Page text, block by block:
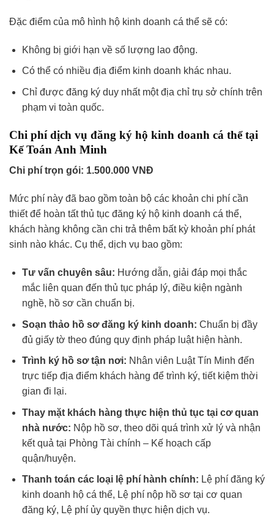
Đặc điểm của mô hình hộ kinh doanh cá thể sẽ có:
Không bị giới hạn về số lượng lao động.
Có thể có nhiều địa điểm kinh doanh khác nhau.
Chỉ được đăng ký duy nhất một địa chỉ trụ sở chính trên
phạm vi toàn quốc.
Chi phí dịch vụ đăng ký hộ kinh doanh cá thể tại
Kế Toán Anh Minh
Chi phí trọn gói: 1.500.000 VNĐ
Mức phí này đã bao gồm toàn bộ các khoản chi phí cần
thiết để hoàn tất thủ tục đăng ký hộ kinh doanh cá thể,
khách hàng không cần chi trả thêm bất kỳ khoản phí phát
sinh nào khác. Cụ thể, dịch vụ bao gồm:
Tư vấn chuyên sâu: Hướng dẫn, giải đáp mọi thắc
mắc liên quan đến thủ tục pháp lý, điều kiện ngành
nghề, hồ sơ cần chuẩn bị.
Soạn thảo hồ sơ đăng ký kinh doanh: Chuẩn bị đầy
đủ giấy tờ theo đúng quy định pháp luật hiện hành.
Trình ký hồ sơ tận nơi: Nhân viên Luật Tín Minh đến
trực tiếp địa điểm khách hàng để trình ký, tiết kiệm thời
gian đi lại.
Thay mặt khách hàng thực hiện thủ tục tại cơ quan
nhà nước: Nộp hồ sơ, theo dõi quá trình xử lý và nhận
kết quả tại Phòng Tài chính – Kế hoạch cấp
quận/huyện.
Thanh toán các loại lệ phí hành chính: Lệ phí đăng ký
kinh doanh hộ cá thể, Lệ phí nộp hồ sơ tại cơ quan
đăng ký, Lệ phí ủy quyền thực hiện dịch vụ.